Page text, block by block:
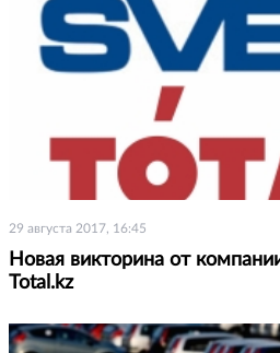
29 августа 2017, 16:45
Новая викторина от
Total.kz